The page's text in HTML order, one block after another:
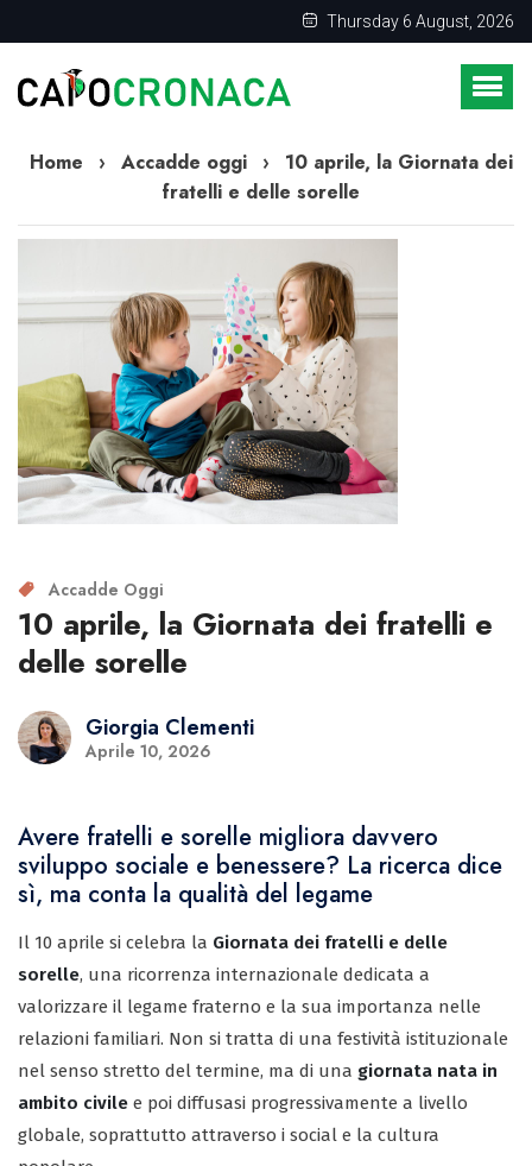
Thursday 6 August, 2026
Home › Accadde oggi ›
10 aprile, la Giornata dei
fratelli e delle sorelle
Accadde Oggi
10 aprile, la Giornata dei fratelli e
delle sorelle
Giorgia Clementi
Aprile 10, 2026
Avere fratelli e sorelle migliora davvero
sviluppo sociale e benessere? La ricerca dice
sì, ma conta la qualità del legame
Il 10 aprile si celebra la Giornata dei fratelli e delle
sorelle, una ricorrenza internazionale dedicata a
valorizzare il legame fraterno e la sua importanza nelle
relazioni familiari. Non si tratta di una festività istituzionale
nel senso stretto del termine, ma di una giornata nata in
ambito civile e poi diffusasi progressivamente a livello
globale, soprattutto attraverso i social e la cultura